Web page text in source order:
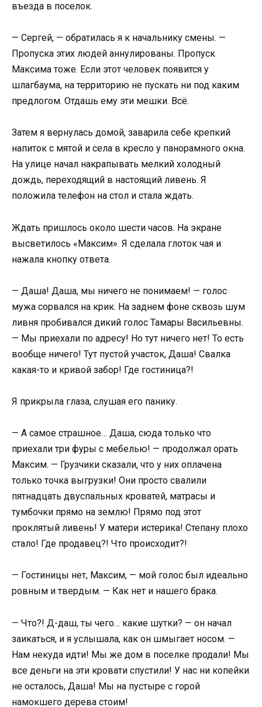
въезда в поселок.
— Сергей, — обратилась я к начальнику смены. —
Пропуска этих людей аннулированы. Пропуск
Максима тоже. Если этот человек появится у
шлагбаума, на территорию не пускать ни под каким
предлогом. Отдашь ему эти мешки. Всё.
Затем я вернулась домой, заварила себе крепкий
напиток с мятой и села в кресло у панорамного окна.
На улице начал накрапывать мелкий холодный
дождь, переходящий в настоящий ливень. Я
положила телефон на стол и стала ждать.
Ждать пришлось около шести часов. На экране
высветилось «Максим». Я сделала глоток чая и
нажала кнопку ответа.
— Даша! Даша, мы ничего не понимаем! — голос
мужа сорвался на крик. На заднем фоне сквозь шум
ливня пробивался дикий голос Тамары Васильевны.
— Мы приехали по адресу! Но тут ничего нет! То есть
вообще ничего! Тут пустой участок, Даша! Свалка
какая-то и кривой забор! Где гостиница?!
Я прикрыла глаза, слушая его панику.
— А самое страшное… Даша, сюда только что
приехали три фуры с мебелью! — продолжал орать
Максим. — Грузчики сказали, что у них оплачена
только точка выгрузки! Они просто свалили
пятнадцать двуспальных кроватей, матрасы и
тумбочки прямо на землю! Прямо под этот
проклятый ливень! У матери истерика! Степану плохо
стало! Где продавец?! Что происходит?!
— Гостиницы нет, Максим, — мой голос был идеально
ровным и твердым. — Как нет и нашего брака.
— Что?! Д-даш, ты чего… какие шутки? — он начал
заикаться, и я услышала, как он шмыгает носом. —
Нам некуда идти! Мы же дом в поселке продали! Мы
все деньги на эти кровати спустили! У нас ни копейки
не осталось, Даша! Мы на пустыре с горой
намокшего дерева стоим!